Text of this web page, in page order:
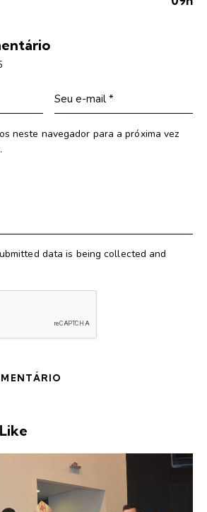
neste navegador para a próxima vez
data is being collected and